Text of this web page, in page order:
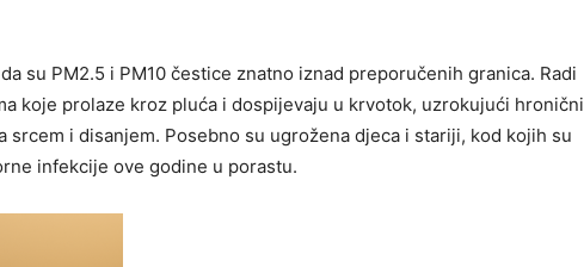
su PM2.5 i PM10 čestice znatno iznad preporučenih granica. Radi
koje prolaze kroz pluća i dospijevaju u krvotok, uzrokujući hronični
srcem i disanjem. Posebno su ugrožena djeca i stariji, kod kojih su
infekcije ove godine u porastu.